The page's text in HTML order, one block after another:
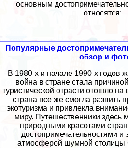
основным
относятся:...
Популярные
обзор и
В 1980-х и начале 1990-х годов
война в стране стала
туристической отрасти отошло
страна все же смогла развить
экотуризма и привлекла
миру. Путешественники здесь
природными красотами
достопримечательностями
атмосферой шумной столицы